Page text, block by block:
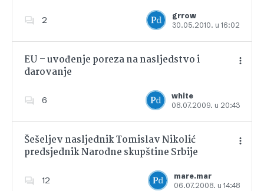
2
grrow
30.05.2010. u 16:02
EU – uvođenje poreza na nasljedstvo i
darovanje
6
white
08.07.2009. u 20:43
Dodajte u favorite
Šešeljev nasljednik Tomislav Nikolić
predsjednik Narodne skupštine Srbije
12
mare.mar
06.07.2008. u 14:48
Dodajte u favorite